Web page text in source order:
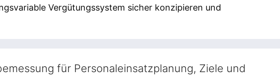
Vergütungssystem sicher konzipieren und
für Personaleinsatzplanung, Ziele und